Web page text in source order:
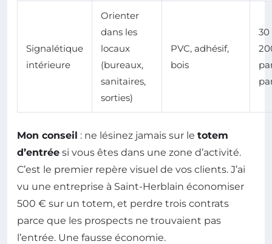
Signalétique
intérieure
Orienter
dans les
locaux
(bureaux,
sanitaires,
sorties)
PVC, adhésif,
bois
30
Mon conseil : ne lésinez jamais sur le totem
d’entrée si vous êtes dans une zone d’activité.
C’est le premier repère visuel de vos clients. J’ai
vu une entreprise à Saint-Herblain économiser
500 € sur un totem, et perdre trois contrats
parce que les prospects ne trouvaient pas
l’entrée. Une fausse économie.